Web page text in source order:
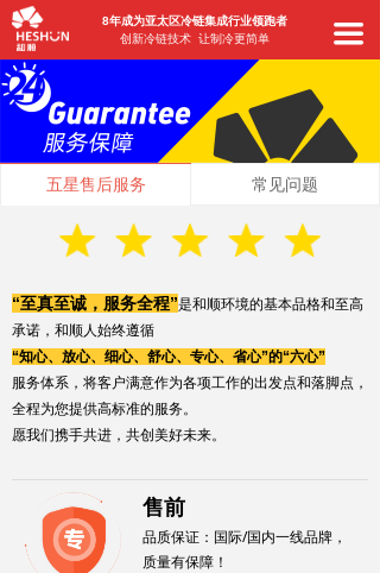
五星售后服务 常见问题
“至真至诚，服务全程”是和顺环境的基本品格和至高
承诺，和顺人始终遵循
“知心、放心、细心、舒心、专心、省心”的“六心”
服务体系，将客户满意作为各项工作的出发点和落脚点，
全程为您提供高标准的服务。
愿我们携手共进，共创美好未来。
售前
品质保证：国际/国内一线品牌，
质量有保障！
끀
8年成为亚太区冷链集成行业领跑者
创新冷链技术 让制冷更简单